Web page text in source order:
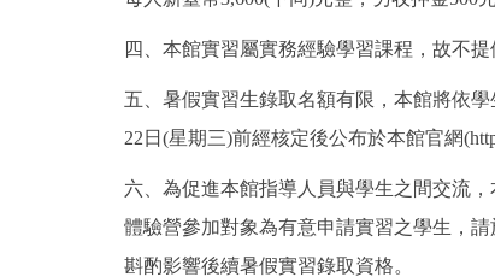
四、本館實習屬實務經驗學習課程，故不
五、暑假實習生錄取名額有限，本館將依
22日(星期三)前經核定後公布於本館官網
六、為促進本館指導人員與學生之間交流
體驗營參加對象為有意申請實習之學生，請
斟酌影響後續暑假實習錄取資格。